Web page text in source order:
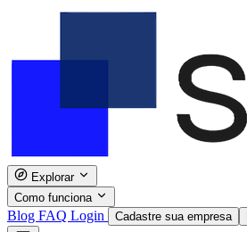
Explorar
Como funciona
Blog FAQ Login Cadastre sua empresa